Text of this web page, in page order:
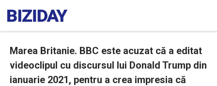
Marea Britanie. BBC este acuzat că a editat
videoclipul cu discursul lui Donald Trump din
ianuarie 2021, pentru a crea impresia că